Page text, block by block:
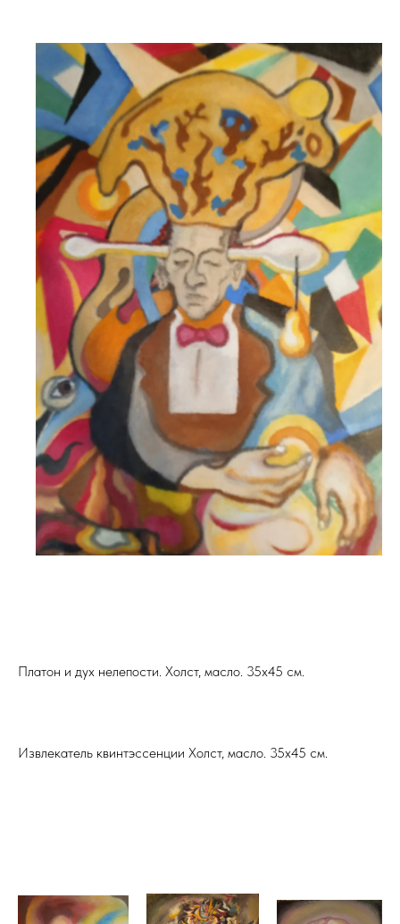
Платон и дух нелепости. Холст, масло. 35х45 см.
Извлекатель квинтэссенции Холст, масло. 35х45 см.